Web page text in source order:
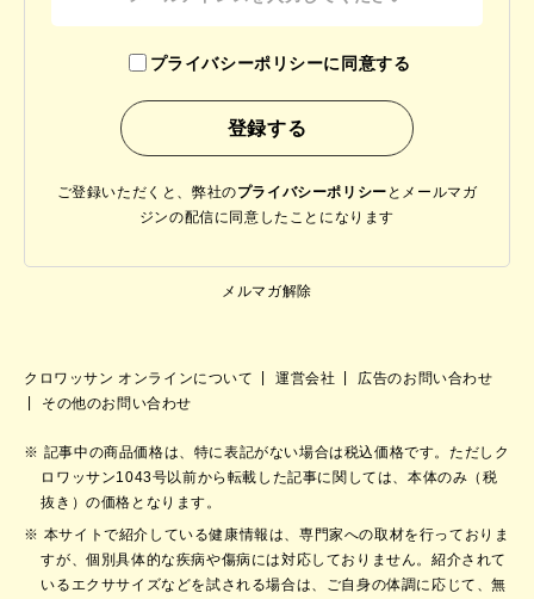
プライバシーポリシーに同意する
ご登録いただくと、弊社のプライバシーポリシー と メールマガ
ジンの配信に同意したことになります
メルマガ解除
クロワッサン オンラインについて 運営会社
広告のお問い合わせ
その他のお問い合わせ
記事中の商品価格は、特に表記がない場合は税込価格です。ただしク
ロワッサン1043号以前から転載した記事に関しては、本体のみ（税
抜き）の価格となります。
本サイトで紹介している健康情報は、専門家への取材を行っておりま
すが、個別具体的な疾病や傷病には対応しておりません。紹介されて
いるエクササイズなどを試される場合は、ご自身の体調に応じて、無